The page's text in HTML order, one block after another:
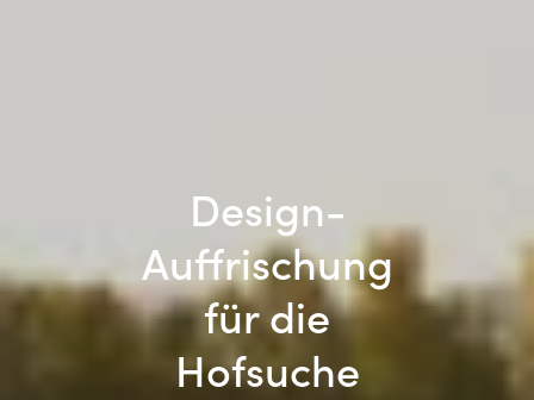
Design-
Auffrischung
für die
Hofsuche